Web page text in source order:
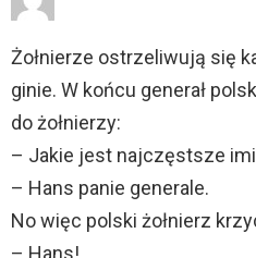
Żołnierze ostrzeliwują się
ginie. W końcu generał
do żołnierzy:
– Jakie jest najczęstsze
– Hans panie generale.
No więc polski żołnierz
– Hans!